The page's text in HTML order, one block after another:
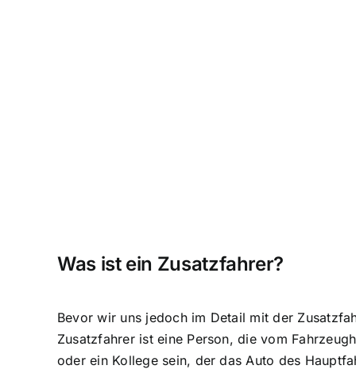
Was ist ein Zusatzfahrer?
Bevor wir uns jedoch im Detail mit der
Zusatzfahrer ist eine Person, die vom
oder ein Kollege sein, der das Auto des